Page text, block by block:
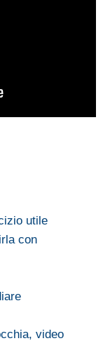
utile
con
video